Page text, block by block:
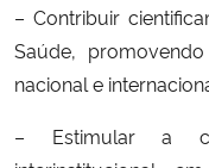
– Contribuir
Saúde,
nacional e
– Estimular a